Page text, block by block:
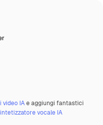
video IAe aggiungi fantastici
vocale IA